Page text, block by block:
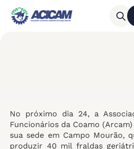
No próximo dia 24, a
Funcionários da Coamo
sua sede em Campo Mourão,
produzir 40 mil fraldas